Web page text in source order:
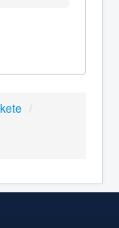
/